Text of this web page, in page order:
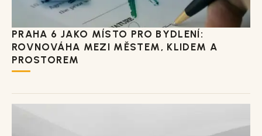
PRAHA 6 JAKO MÍSTO PRO BYDLENÍ:
ROVNOVÁHA MEZI MĚSTEM, KLIDEM A
PROSTOREM